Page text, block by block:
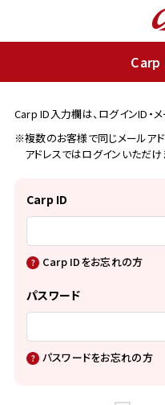
Carp
Carp ID入力欄は、ログインID・
※複数のお客様で同じメールア
アドレスではログインいただけ
Carp ID
Carp IDをお忘れの方
パスワード
パスワードをお忘れの方